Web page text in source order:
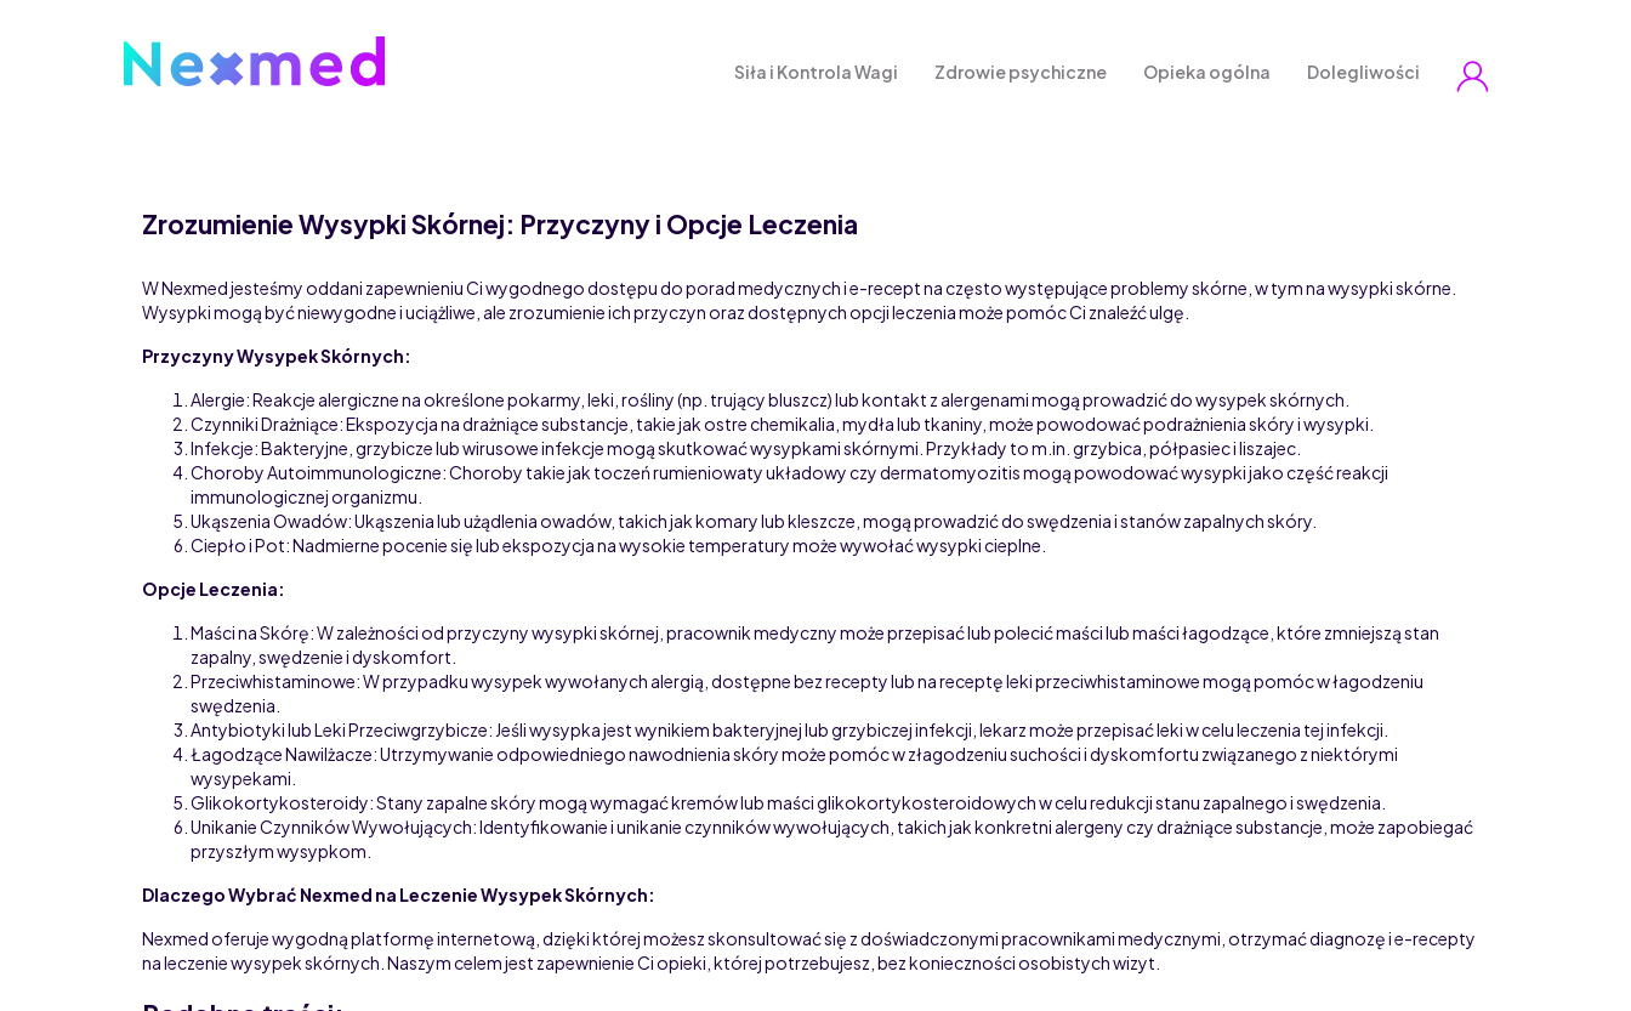
Siła i Kontrola Wagi Zdrowie psychiczne Opieka ogólna Dolegliwości
e-
Recepta
Zrozumienie Wysypki Skórnej: Przyczyny i Opcje Leczenia
W Nexmed jesteśmy oddani zapewnieniu Ci wygodnego dostępu do porad medycznych i e-recept na często występujące problemy skórne, w tym na wysypki skórne.
Wysypki mogą być niewygodne i uciążliwe, ale zrozumienie ich przyczyn oraz dostępnych opcji leczenia może pomóc Ci znaleźć ulgę.
Przyczyny Wysypek Skórnych:
Alergie: Reakcje alergiczne na określone pokarmy, leki, rośliny (np. trujący bluszcz) lub kontakt z alergenami mogą prowadzić do wysypek skórnych.
Czynniki Drażniące: Ekspozycja na drażniące substancje, takie jak ostre chemikalia, mydła lub tkaniny, może powodować podrażnienia skóry i wysypki.
Infekcje: Bakteryjne, grzybicze lub wirusowe infekcje mogą skutkować wysypkami skórnymi. Przykłady to m.in. grzybica, półpasiec i liszajec.
Choroby Autoimmunologiczne: Choroby takie jak toczeń rumieniowaty układowy czy dermatomyozitis mogą powodować wysypki jako część reakcji
immunologicznej organizmu.
Ukąszenia Owadów: Ukąszenia lub użądlenia owadów, takich jak komary lub kleszcze, mogą prowadzić do swędzenia i stanów zapalnych skóry.
Ciepło i Pot: Nadmierne pocenie się lub ekspozycja na wysokie temperatury może wywołać wysypki cieplne.
Opcje Leczenia:
Maści na Skórę: W zależności od przyczyny wysypki skórnej, pracownik medyczny może przepisać lub polecić maści lub maści łagodzące, które zmniejszą stan
zapalny, swędzenie i dyskomfort.
Przeciwhistaminowe: W przypadku wysypek wywołanych alergią, dostępne bez recepty lub na receptę leki przeciwhistaminowe mogą pomóc w łagodzeniu
swędzenia.
Antybiotyki lub Leki Przeciwgrzybicze: Jeśli wysypka jest wynikiem bakteryjnej lub grzybiczej infekcji, lekarz może przepisać leki w celu leczenia tej infekcji.
Łagodzące Nawilżacze: Utrzymywanie odpowiedniego nawodnienia skóry może pomóc w złagodzeniu suchości i dyskomfortu związanego z niektórymi
wysypekami.
Glikokortykosteroidy: Stany zapalne skóry mogą wymagać kremów lub maści glikokortykosteroidowych w celu redukcji stanu zapalnego i swędzenia.
Unikanie Czynników Wywołujących: Identyfikowanie i unikanie czynników wywołujących, takich jak konkretni alergeny czy drażniące substancje, może zapobiegać
przyszłym wysypkom.
Dlaczego Wybrać Nexmed na Leczenie Wysypek Skórnych:
Nexmed oferuje wygodną platformę internetową, dzięki której możesz skonsultować się z doświadczonymi pracownikami medycznymi, otrzymać diagnozę i e-recepty
na leczenie wysypek skórnych. Naszym celem jest zapewnienie Ci opieki, której potrzebujesz, bez konieczności osobistych wizyt.